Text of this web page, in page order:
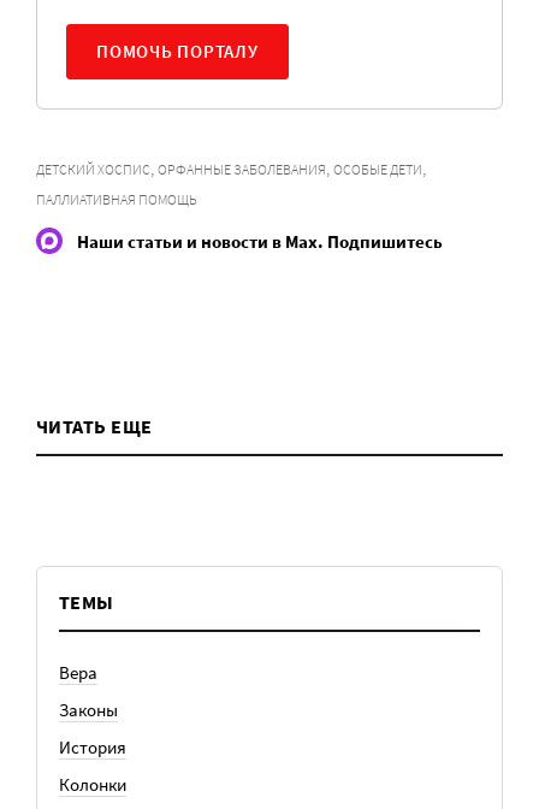
ПОМОЧЬ ПОРТАЛУ
ДЕТСКИЙ ХОСПИС, ОРФАННЫЕ ЗАБОЛЕВАНИЯ, ОСОБЫЕ ДЕТИ,
ПАЛЛИАТИВНАЯ ПОМОЩЬ
Наши статьи и новости в Max. Подпишитесь
ЧИТАТЬ ЕЩЕ
ТЕМЫ
Вера
Законы
История
Колонки